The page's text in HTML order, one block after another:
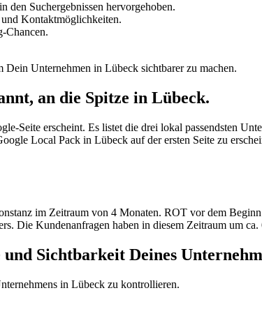
Suchergebnissen hervorgehoben.
Kontaktmöglichkeiten.
Chancen.
Unternehmen in Lübeck sichtbarer zu machen.
an die Spitze in Lübeck.
Seite erscheint. Es listet die drei lokal passendsten
Local Pack in Lübeck auf der ersten Seite zu
im Zeitraum von 4 Monaten. ROT vor dem
Die Kundenanfragen haben in diesem Zeitraum um ca.
und Sichtbarkeit Deines
in Lübeck zu kontrollieren.